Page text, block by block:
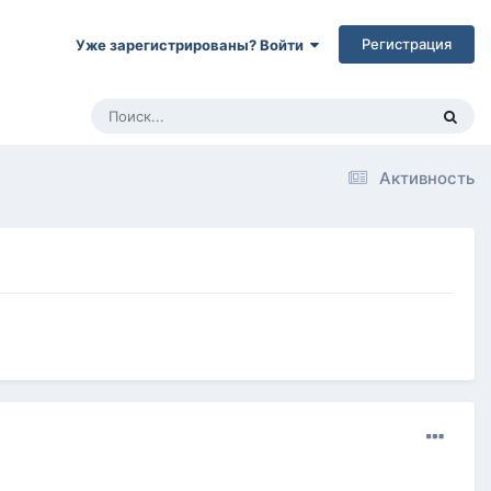
Уже зарегистрированы? Войти Регистрация
Активность